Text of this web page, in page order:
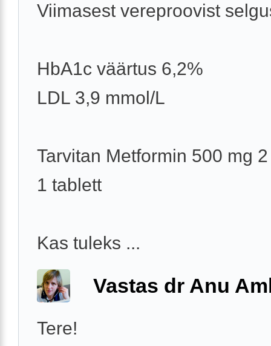
Viimasest vereproovist
HbA1c väärtus 6,2%
LDL 3,9 mmol/L
Tarvitan Metformin 500 mg
1 tablett
Kas tuleks ...
Vastas dr Anu
Tere!